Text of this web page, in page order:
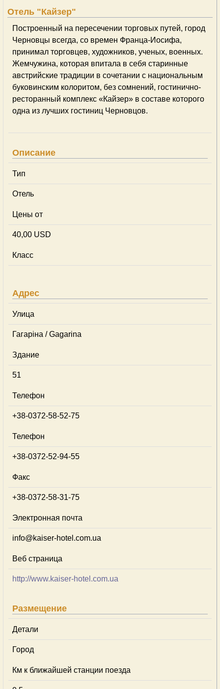
Отель "Кайзер"
Построенный на пересечении торговых путей, город
Черновцы всегда, со времен Франца-Иосифа,
принимал торговцев, художников, ученых, военных.
Жемчужина, которая впитала в себя старинные
австрийские традиции в сочетании с национальным
буковинским колоритом, без сомнений, гостинично-
ресторанный комплекс «Кайзер» в составе которого
одна из лучших гостиниц Черновцов.
Описание
Тип
Отель
Цены от
40,00 USD
Класс
Адрес
Улица
Гагаріна / Gagarina
Здание
51
Телефон
+38-0372-58-52-75
Телефон
+38-0372-52-94-55
Факс
+38-0372-58-31-75
Электронная почта
info@kaiser-hotel.com.ua
Веб страница
http://www.kaiser-hotel.com.ua
Размещение
Детали
Город
Км к ближайшей станции поезда